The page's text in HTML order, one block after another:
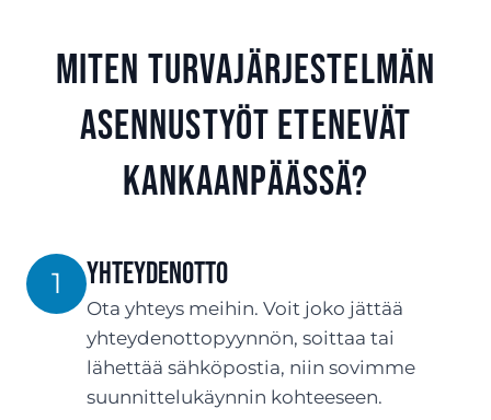
Miten turvajärjestelmän
asennustyöt etenevät
Kankaanpäässä?
1 Yhteydenotto
Ota yhteys meihin. Voit joko jättää
yhteydenottopyynnön, soittaa tai
lähettää sähköpostia, niin sovimme
suunnittelukäynnin kohteeseen.